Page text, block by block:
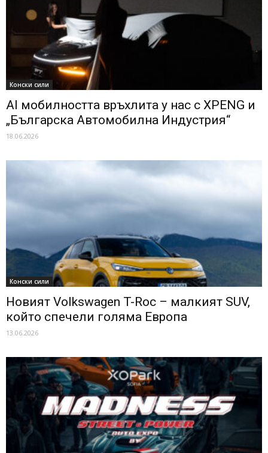
Конски сили
Al мобилността връхлита у нас с XPENG и
„Българска Автомобилна Индустрия“
18.06.2026
Конски сили
Новият Volkswagen T-Roc – малкият SUV,
който спечели голяма Европа
13.06.2026